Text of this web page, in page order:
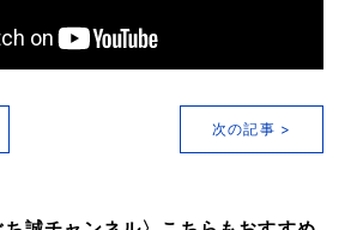
次の記事 >